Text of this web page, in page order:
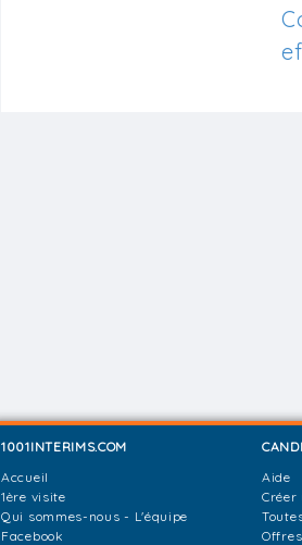
1001INTERIMS.COM
Accueil
1ère visite
Qui sommes-nous - L'équipe
Facebook
Aide
Créer